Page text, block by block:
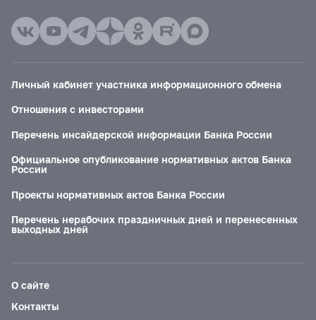
Личный кабинет участника информационного обмена
Отношения с инвесторами
Перечень инсайдерской информации Банка России
Официальное опубликование нормативных актов Банка
России
Проекты нормативных актов Банка России
Перечень нерабочих праздничных дней и перенесенных
выходных дней
О сайте
Контакты